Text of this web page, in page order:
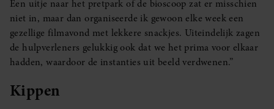
Een uitje naar het pretpark of de bioscoop zat er misschien
niet in, maar dan organiseerde ik gewoon elke week een
gezellige filmavond met lekkere snackjes. Uiteindelijk zagen
de hulpverleners gelukkig ook dat we het prima voor elkaar
hadden, waardoor de instanties uit beeld verdwenen.”
Kippen